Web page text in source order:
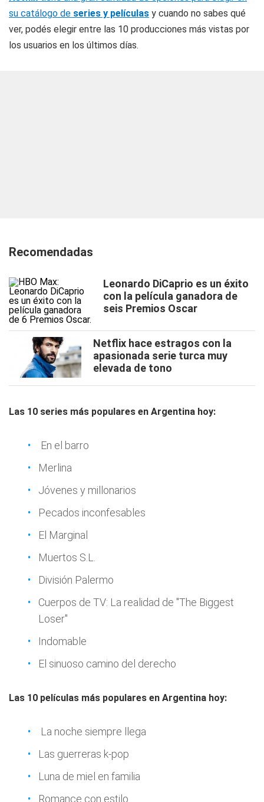
su catálogo de series y películas y cuando no sabes qué
ver, podés elegir entre las 10 producciones más vistas por
los usuarios en los últimos días.
Recomendadas
Leonardo DiCaprio es un éxito
con la película ganadora de
seis Premios Oscar
Netflix hace estragos con la
apasionada serie turca muy
elevada de tono
Las 10 series más populares en Argentina hoy:
En el barro
Merlina
Jóvenes y millonarios
Pecados inconfesables
El Marginal
Muertos S.L.
División Palermo
Cuerpos de TV: La realidad de "The Biggest
Loser"
Indomable
El sinuoso camino del derecho
Las 10 películas más populares en Argentina hoy:
La noche siempre llega
Las guerreras k-pop
Luna de miel en familia
Romance con estilo